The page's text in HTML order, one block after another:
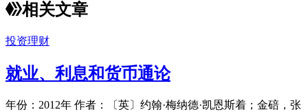
相关文章
投资理财
就业、利息和货币通论
年份：2012年 作者：〔英〕约翰·梅纳德·凯恩斯着；金碚，张